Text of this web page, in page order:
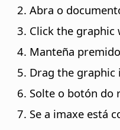
Abra o
Click the graphic
Manteña
Drag the
Solte o botón do
Se a imaxe está